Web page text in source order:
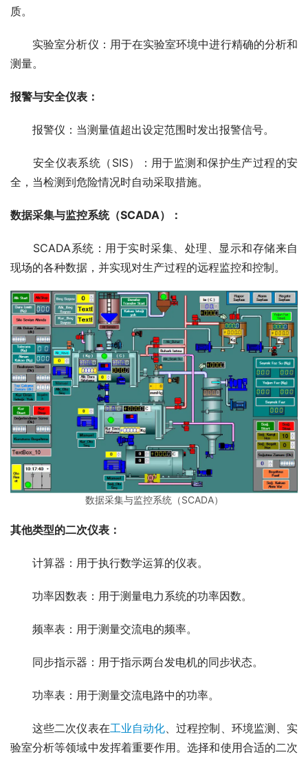
质。
实验室分析仪：用于在实验室环境中进行精确的分析和
测量。
报警与安全仪表：
报警仪：当测量值超出设定范围时发出报警信号。
安全仪表系统（SIS）：用于监测和保护生产过程的安
全，当检测到危险情况时自动采取措施。
数据采集与监控系统（SCADA）：
SCADA系统：用于实时采集、处理、显示和存储来自
现场的各种数据，并实现对生产过程的远程监控和控制。
数据采集与监控系统（SCADA）
其他类型的二次仪表：
计算器：用于执行数学运算的仪表。
功率因数表：用于测量电力系统的功率因数。
频率表：用于测量交流电的频率。
同步指示器：用于指示两台发电机的同步状态。
功率表：用于测量交流电路中的功率。
这些二次仪表在工业自动化、过程控制、环境监测、实
验室分析等领域中发挥着重要作用。选择和使用合适的二次